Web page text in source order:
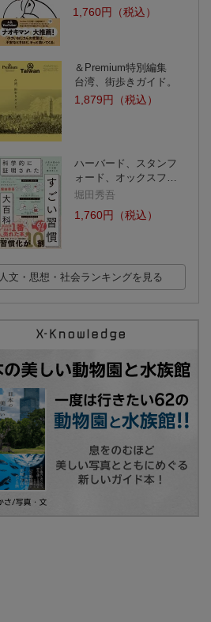
ゆるストイック
佐藤航陽
(219件)
成長以外、全て死
中野 優作
1,760円（税込）
＆Premium特別編集
台湾、街歩きガイド。
1,879円（税込）
ハーバード、スタンフ
ォード、オックスフ…
堀田秀吾
1,760円（税込）
人文・思想・社会ランキングを見る